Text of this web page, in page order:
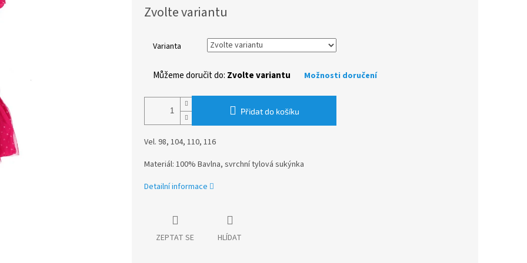
cena:
Zvolte variantu
Varianta
Můžeme doručit do: Zvolte variantu Možnosti doručení
Přidat do košíku
Vel. 98, 104, 110, 116
Materiál: 100% Bavlna, svrchní tylová sukýnka
Detailní informace
ZEPTAT SE HLÍDAT